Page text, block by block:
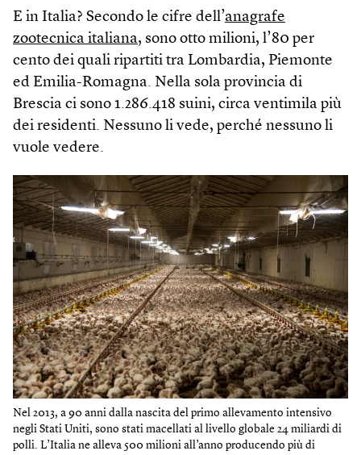
E in Italia? Secondo le cifre dell’anagrafe
zootecnica italiana, sono otto milioni, l’80 per
cento dei quali ripartiti tra Lombardia, Piemonte
ed Emilia-Romagna. Nella sola provincia di
Brescia ci sono 1.286.418 suini, circa ventimila più
dei residenti. Nessuno li vede, perché nessuno li
vuole vedere.
Nel 2013, a 90 anni dalla nascita del primo allevamento intensivo
negli Stati Uniti, sono stati macellati al livello globale 24 miliardi di
polli. L’Italia ne alleva 500 milioni all’anno producendo più di